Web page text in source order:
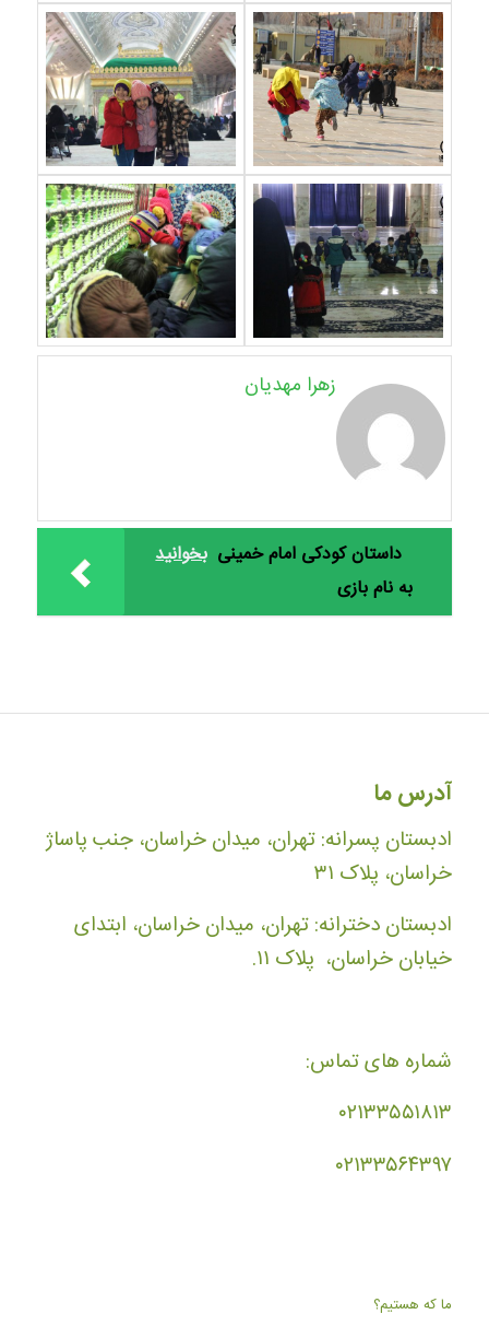
زهرا مهدیان
بخوانید داستان کودکی امام خمینی
به نام بازی
آدرس ما
ادبستان پسرانه: تهران، میدان خراسان، جنب پاساژ
خراسان، پلاک ۳۱
ادبستان دخترانه: تهران، میدان خراسان، ابتدای
خیابان خراسان، پلاک ۱۱.
شماره های تماس:
۰۲۱۳۳۵۵۱۸۱۳
۰۲۱۳۳۵۶۴۳۹۷
ما که هستیم؟